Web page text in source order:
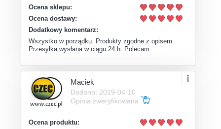
Ocena sklepu:
Ocena dostawy:
Dodatkowy komentarz:
Wszystko w porządku. Produkty zgodne z opisem.
Przesyłka wysłana w ciągu 24 h. Polecam.
Maciek
Dodano: 2019-04-10
Opinia zweryfikowana
Ocena produktu: